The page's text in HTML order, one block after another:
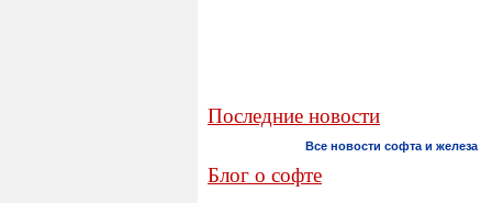
Последние новости
Все новости софта и железа
Блог о софте